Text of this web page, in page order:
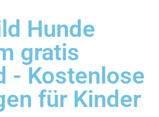
Hunde
gratis
- Kostenlose
für Kinder